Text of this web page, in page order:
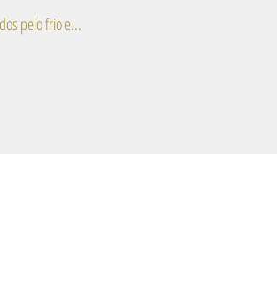
pelo frio e...